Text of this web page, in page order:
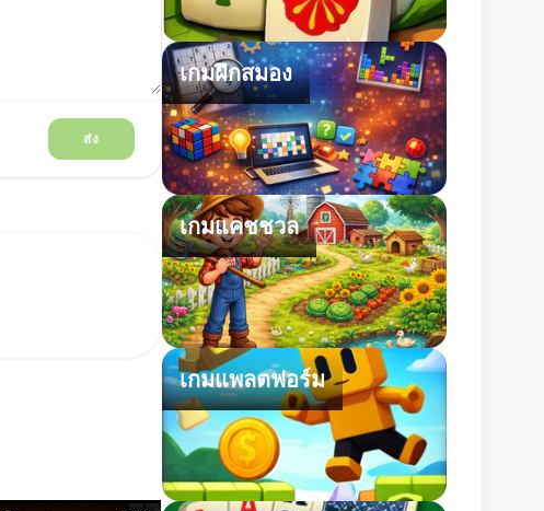
ส่ง
เกมฝึกสมอง
เกมแคชชวล
เกมแพลตฟอร์ม